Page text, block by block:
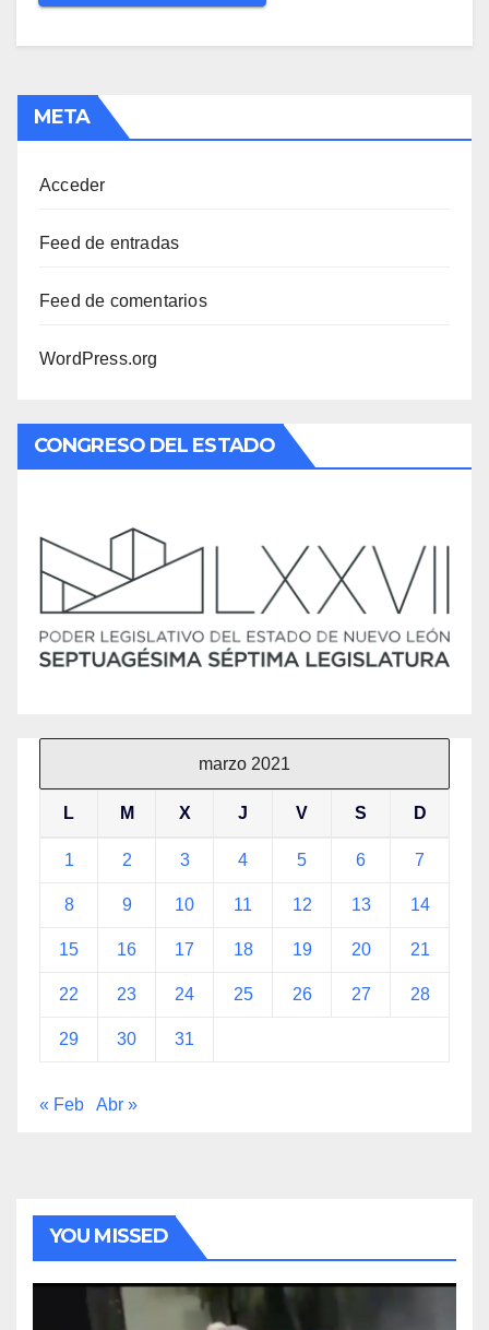
META
Acceder
Feed de entradas
Feed de comentarios
WordPress.org
CONGRESO DEL ESTADO
marzo 2021
L M X J V S D
1 2 3 4 5 6 7
8 9 10 11 12 13 14
15 16 17 18 19 20 21
22 23 24 25 26 27 28
29 30 31
« Feb Abr »
YOU MISSED